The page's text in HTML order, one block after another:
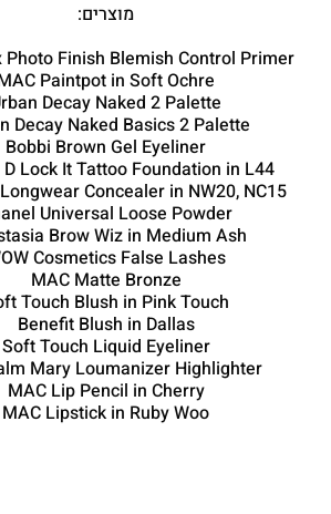
מוצרים:
Photo Finish Blemish Control Primer
Paintpot in Soft Ochre
Decay Naked 2 Palette
Decay Naked Basics 2 Palette
Bobbi Brown Gel Eyeliner
D Lock It Tattoo Foundation in L44
Concealer in NW20, NC15
Universal Loose Powder
Brow Wiz in Medium Ash
Cosmetics False Lashes
MAC Matte Bronze
Touch Blush in Pink Touch
Benefit Blush in Dallas
Soft Touch Liquid Eyeliner
Mary Loumanizer Highlighter
MAC Lip Pencil in Cherry
MAC Lipstick in Ruby Woo